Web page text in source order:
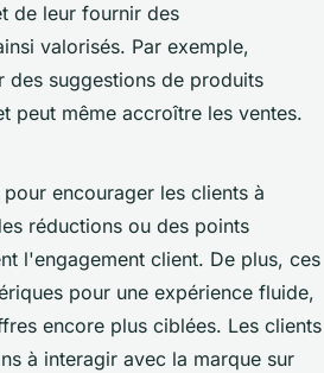
de leur fournir des
valorisés. Par exemple,
des suggestions de produits
peut même accroître les ventes.
encourager les clients à
réductions ou des points
l'engagement client. De plus, ces
pour une expérience fluide,
encore plus ciblées. Les clients
à interagir avec la marque sur